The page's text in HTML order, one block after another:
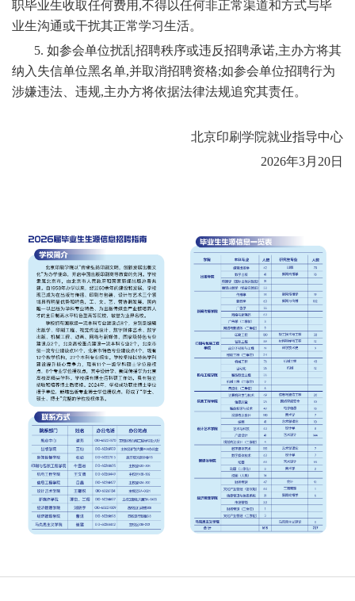
职毕业生收取任何费用,不得以任何非正常渠道和方式与毕
业生沟通或干扰其正常学习生活。
5. 如参会单位扰乱招聘秩序或违反招聘承诺,主办方将其
纳入失信单位黑名单,并取消招聘资格;如参会单位招聘行为
涉嫌违法、违规,主办方将依据法律法规追究其责任。
北京印刷学院就业指导中心
2026年3月 20日